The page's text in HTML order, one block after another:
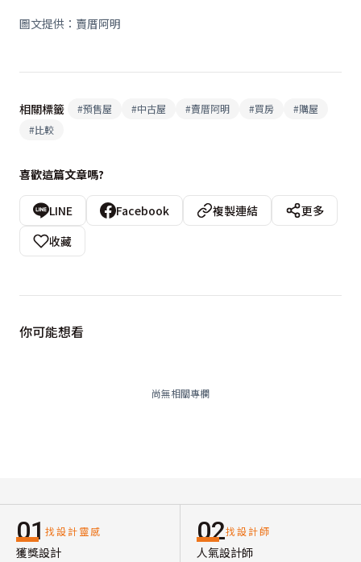
圖文提供：賣厝阿明
相關標籤 #預售屋 #中古屋 #賣厝阿明 #買房 #購屋
#比較
喜歡這篇文章嗎?
LINE Facebook 複製連結
更多
收藏
你可能想看
尚無相關專欄
01 找設計靈感
獲獎設計
02找設計師
人氣設計師